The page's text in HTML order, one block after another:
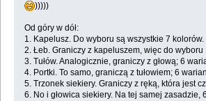
)))))
Od góry w dół:
1. Kapelusz. Do wyboru są wszystkie 7 kolorów.
2. Łeb. Graniczy z kapeluszem, więc do
3. Tułów. Analogicznie, graniczy z głową; 6
4. Portki. To samo, graniczą z tułowiem; 6
5. Trzonek siekiery. Graniczy z ręką, która jest
6. No i głowica siekiery. Na tej samej zasadzie,